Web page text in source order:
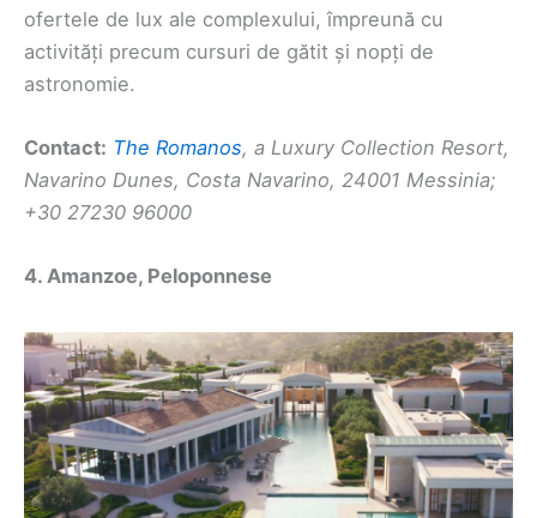
ofertele de lux ale complexului, împreună cu
activități precum cursuri de gătit și nopți de
astronomie.
Contact: The Romanos, a Luxury Collection Resort,
Navarino Dunes, Costa Navarino, 24001 Messinia;
+30 27230 96000
4. Amanzoe, Peloponnese